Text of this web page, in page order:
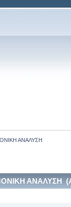
ΑΝΑΛΥΣΗ
ΑΝΑΛΥΣΗ